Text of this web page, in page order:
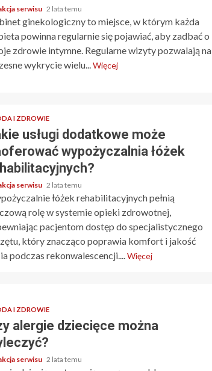
serwisu 2 lata temu
ginekologiczny to miejsce, w którym każda
powinna regularnie się pojawiać, aby zadbać o
zdrowie intymne. Regularne wizyty pozwalają na
wykrycie wielu... Więcej
I ZDROWIE
usługi dodatkowe może
wypożyczalnia łóżek
serwisu 2 lata temu
łóżek rehabilitacyjnych pełnią
rolę w systemie opieki zdrowotnej,
pacjentom dostęp do specjalistycznego
który znacząco poprawia komfort i jakość
podczas rekonwalescencji....Więcej
I ZDROWIE
alergie dziecięce można
serwisu 2 lata temu